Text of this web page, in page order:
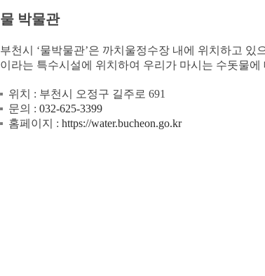
물 박물관
부천시 ‘물박물관’은 까치울정수장 내에 위치하고
이라는 특수시설에 위치하여 우리가 마시는 수돗물
위치 : 부천시 오정구 길주로 691
문의 : 032-625-3399
홈페이지 : https://water.bucheon.go.kr